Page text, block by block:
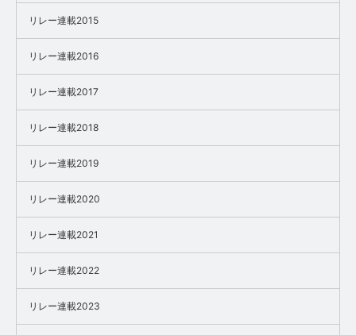
リレー連載2015
リレー連載2016
リレー連載2017
リレー連載2018
リレー連載2019
リレー連載2020
リレー連載2021
リレー連載2022
リレー連載2023